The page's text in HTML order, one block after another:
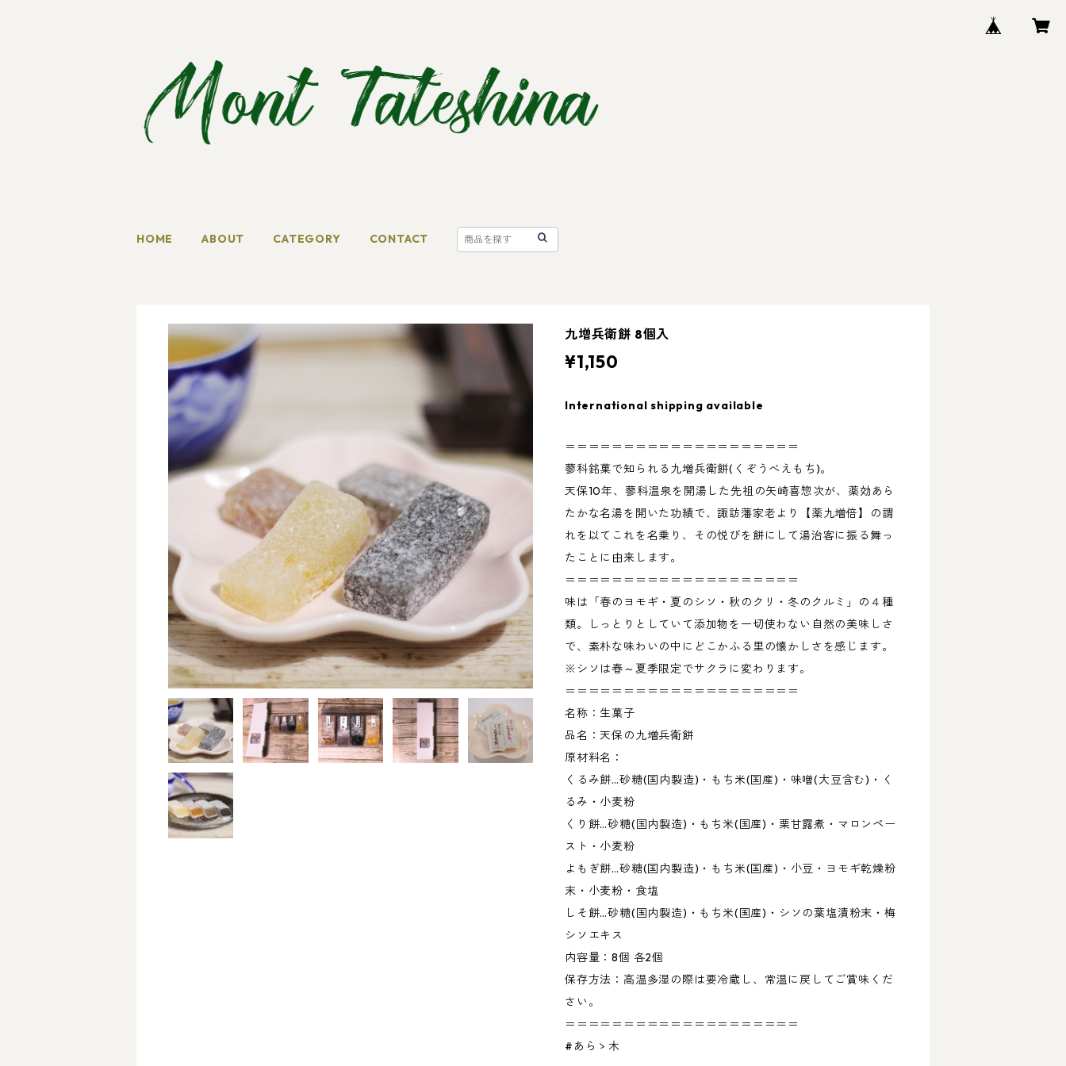
HOME ABOUT CATEGORY CONTACT
九増兵衛餅 8個入
¥1,150
International shipping available
＝＝＝＝＝＝＝＝＝＝＝＝＝＝＝＝＝＝＝＝
蓼科銘菓で知られる九増兵衛餅(くぞうべえもち)。
天保10年、蓼科温泉を開湯した先祖の矢崎喜惣次が、薬効あら
たかな名湯を開いた功績で、諏訪藩家老より【薬九増倍】の謂
れを以てこれを名乗り、その悦びを餅にして湯治客に振る舞っ
たことに由来します。
＝＝＝＝＝＝＝＝＝＝＝＝＝＝＝＝＝＝＝＝
味は「春のヨモギ・夏のシソ・秋のクリ・冬のクルミ」の４種
類。しっとりとしていて添加物を一切使わない自然の美味しさ
で、素朴な味わいの中にどこかふる里の懐かしさを感じます。
※シソは春～夏季限定でサクラに変わります。
＝＝＝＝＝＝＝＝＝＝＝＝＝＝＝＝＝＝＝＝
名称：生菓子
品名：天保の九増兵衛餅
原材料名：
くるみ餅…砂糖(国内製造)・もち米(国産)・味噌(大豆含む)・く
るみ・小麦粉
くり餅…砂糖(国内製造)・もち米(国産)・栗甘露煮・マロンペー
スト・小麦粉
よもぎ餅…砂糖(国内製造)・もち米(国産)・小豆・ヨモギ乾燥粉
末・小麦粉・食塩
しそ餅…砂糖(国内製造)・もち米(国産)・シソの葉塩漬粉末・梅
シソエキス
内容量：8個 各2個
保存方法：高温多湿の際は要冷蔵し、常温に戻してご賞味くだ
さい。
＝＝＝＝＝＝＝＝＝＝＝＝＝＝＝＝＝＝＝＝
#あらゝ木